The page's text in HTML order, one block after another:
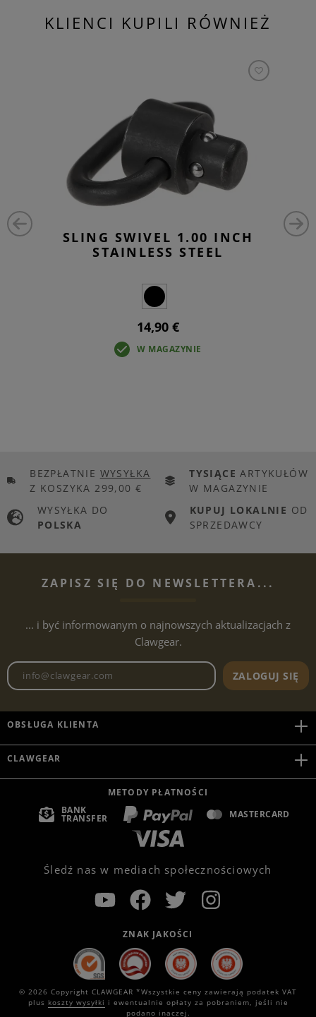
KLIENCI KUPILI RÓWNIEŻ
SLING SWIVEL 1.00 INCH
STAINLESS STEEL
14,90 €
W MAGAZYNIE
BEZPŁATNIE WYSYŁKA
Z KOSZYKA 299,00 €
TYSIĄCE ARTYKUŁÓW
W MAGAZYNIE
WYSYŁKA DO
POLSKA
KUPUJ LOKALNIE OD
SPRZEDAWCY
ZAPISZ SIĘ DO NEWSLETTERA...
... i być informowanym o najnowszych aktualizacjach z
Clawgear.
Adres e-mailowy biuletynu
ZALOGUJ SIĘ
OBSŁUGA KLIENTA
CLAWGEAR
METODY PŁATNOŚCI
BANK
TRANSFER MASTERCARD
Śledź nas w mediach społecznościowych
ZNAK JAKOŚCI
© 2026 Copyright CLAWGEAR *Wszystkie ceny zawierają podatek VAT
plus koszty wysyłki i ewentualnie opłaty za pobraniem, jeśli nie
podano inaczej.